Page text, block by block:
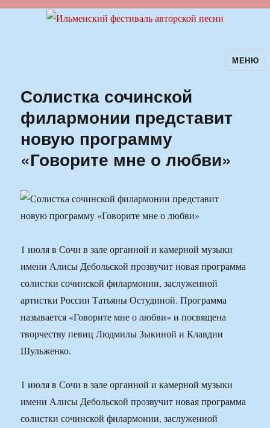
Ильменский фестиваль авторскойМЕНЮ
Солистка сочинской
филармонии представит
новую программу
«Говорите мне о любви»
1 июля в Сочи в зале органной и камерной музыки
имени Алисы Дебольской прозвучит новая программа
солистки сочинской филармонии, заслуженной
артистки России Татьяны Остудиной. Программа
называется «Говорите мне о любви» и посвящена
творчеству певиц Людмилы Зыкиной и Клавдии
Шульженко.
1 июля в Сочи в зале органной и камерной музыки
имени Алисы Дебольской прозвучит новая программа
солистки сочинской филармонии, заслуженной